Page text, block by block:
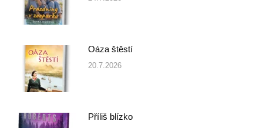
Oáza štěstí
20.7.2026
Příliš blízko